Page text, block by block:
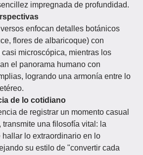
impregnada de profundidad.
enfocan detalles botánicos
flores de albaricoque) con
microscópica, mientras los
el panorama humano con
logrando una armonía entre lo
de lo cotidiano
de registrar un momento casual
transmite una filosofía vital: la
hallar lo extraordinario en lo
su estilo de "convertir cada